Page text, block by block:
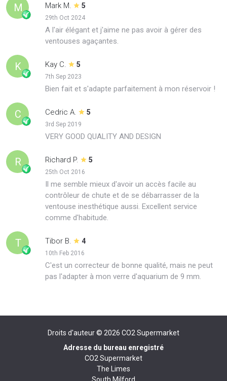
M Mark M. 5
29th Oct 2024
A l'air élégant et j'aime ne pas avoir à gérer des
ventouses agaçantes.
K Kay C. 5
7th Sep 2023
Bien fait et s'adapte parfaitement à mon réservoir !
C Cedric A. 5
3rd Sep 2019
VERY GOOD QUALITY AND DESIGN
R Richard P. 5
25th Oct 2016
Il me semble mieux d'avoir un accès facile au
contrôleur de chute et de se débarrasser de la
ventouse inesthétique aussi. Excellent service
comme d'habitude.
T Tibor B. 4
10th Feb 2016
C'est un correcteur de bonne qualité, mais ne peut
pas l'adapter à mon verre d'aquarium de 9 mm.
Droits d'auteur © 2026 CO2 Supermarket
Adresse du bureau enregistré
CO2 Supermarket
The Limes